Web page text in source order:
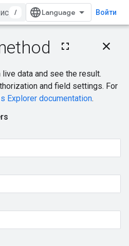
/ Войти
Содержание
HTTP-запрос
Параметры запроса
Тело запроса
Тело ответа